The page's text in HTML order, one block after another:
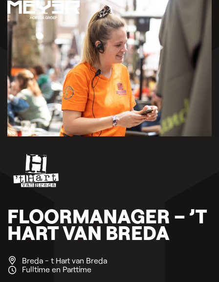
FLOORMANAGER – ’T
HART VAN BREDA
Breda - t Hart van Breda
Fulltime en Parttime